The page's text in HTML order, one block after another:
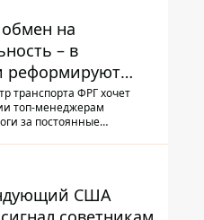
на
– в
реформируют
руководства
транспорта ФРГ хочет
топ-менеджерам
за постоянные
США